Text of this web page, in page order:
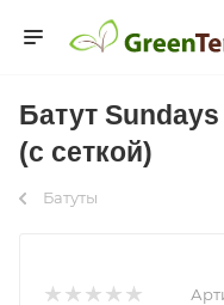
Батут
(с сеткой)
Батуты